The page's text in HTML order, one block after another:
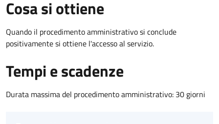
Cosa si ottiene
Quando il procedimento amministrativo si conclude
positivamente si ottiene l'accesso al servizio.
Tempi e scadenze
Durata massima del procedimento amministrativo: 30 giorni